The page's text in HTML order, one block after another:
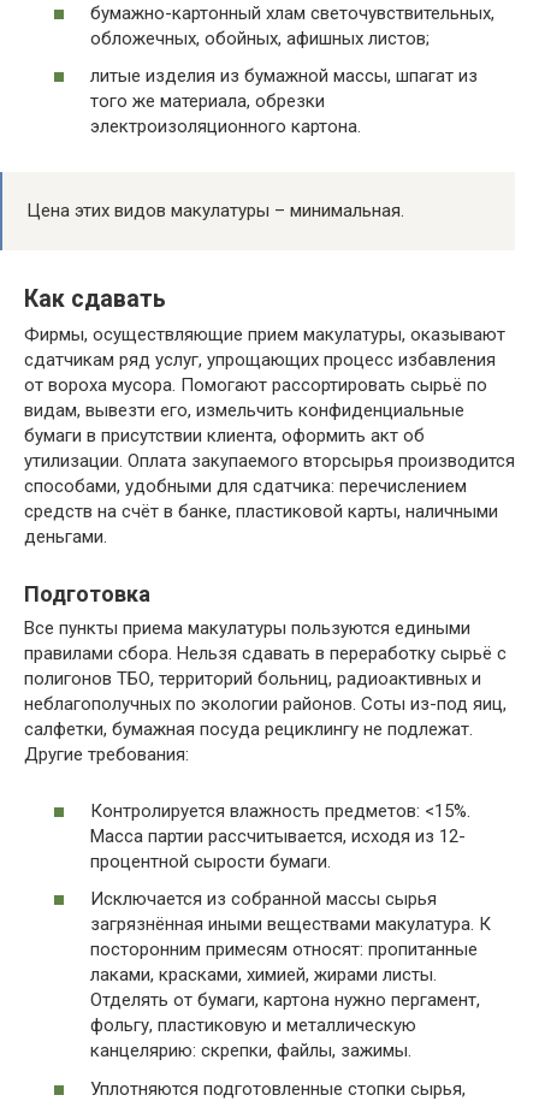
бумажно-картонный хлам светочувствительных,
обложечных, обойных, афишных листов;
литые изделия из бумажной массы, шпагат из
того же материала, обрезки
электроизоляционного картона.
Цена этих видов макулатуры – минимальная.
Как сдавать
Фирмы, осуществляющие прием макулатуры, оказывают
сдатчикам ряд услуг, упрощающих процесс избавления
от вороха мусора. Помогают рассортировать сырьё по
видам, вывезти его, измельчить конфиденциальные
бумаги в присутствии клиента, оформить акт об
утилизации. Оплата закупаемого вторсырья производится
способами, удобными для сдатчика: перечислением
средств на счёт в банке, пластиковой карты, наличными
деньгами.
Подготовка
Все пункты приема макулатуры пользуются едиными
правилами сбора. Нельзя сдавать в переработку сырьё с
полигонов ТБО, территорий больниц, радиоактивных и
неблагополучных по экологии районов. Соты из-под яиц,
салфетки, бумажная посуда рециклингу не подлежат.
Другие требования:
Контролируется влажность предметов: <15%.
Масса партии рассчитывается, исходя из 12-
процентной сырости бумаги.
Исключается из собранной массы сырья
загрязнённая иными веществами макулатура. К
посторонним примесям относят: пропитанные
лаками, красками, химией, жирами листы.
Отделять от бумаги, картона нужно пергамент,
фольгу, пластиковую и металлическую
канцелярию: скрепки, файлы, зажимы.
Уплотняются подготовленные стопки сырья,